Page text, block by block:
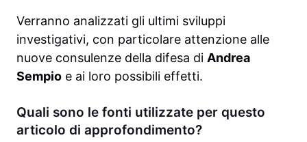
Verranno analizzati gli ultimi sviluppi
investigativi, con particolare attenzione alle
nuove consulenze della difesa di Andrea
Sempio e ai loro possibili effetti.
Quali sono le fonti utilizzate per questo
articolo di approfondimento?